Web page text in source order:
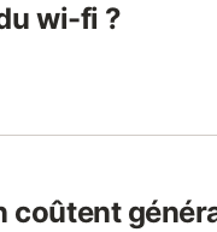
wi-fi ?
coûtent